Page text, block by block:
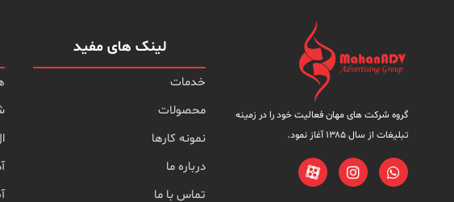
گروه شرکت های مهان فعالیت خود را در زمینه
تبلیغات از سال ۱۳۸۵ آغاز نمود.
لینک های مفید
خدمات
محصولات
نمونه کارها
درباره ما
تماس با ما